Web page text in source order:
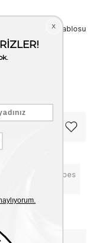
Beden Tablosu
when the price goes